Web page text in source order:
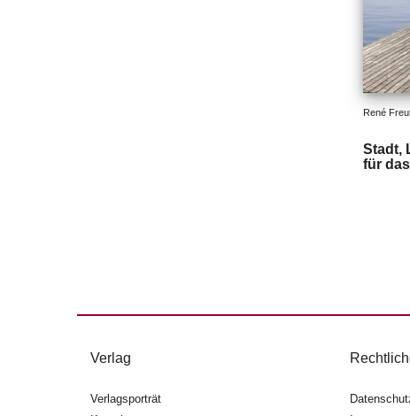
René
Stadt,
für
Verlag
Verlagsporträt